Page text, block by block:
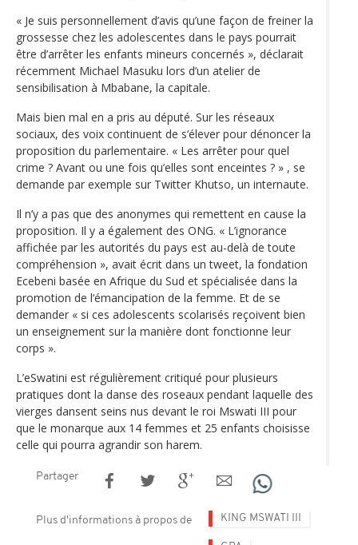
« Je suis personnellement d’avis qu’une façon de freiner la
grossesse chez les adolescentes dans le pays pourrait
être d’arrêter les enfants mineurs concernés », déclarait
récemment Michael Masuku lors d’un atelier de
sensibilisation à Mbabane, la capitale.
Mais bien mal en a pris au député. Sur les réseaux
sociaux, des voix continuent de s‘élever pour dénoncer la
proposition du parlementaire. « Les arrêter pour quel
crime ? Avant ou une fois qu’elles sont enceintes ? » , se
demande par exemple sur Twitter Khutso, un internaute.
Il n’y a pas que des anonymes qui remettent en cause la
proposition. Il y a également des ONG. « L’ignorance
affichée par les autorités du pays est au-delà de toute
compréhension », avait écrit dans un tweet, la fondation
Ecebeni basée en Afrique du Sud et spécialisée dans la
promotion de l‘émancipation de la femme. Et de se
demander « si ces adolescents scolarisés reçoivent bien
un enseignement sur la manière dont fonctionne leur
corps ».
L’eSwatini est régulièrement critiqué pour plusieurs
pratiques dont la danse des roseaux pendant laquelle des
vierges dansent seins nus devant le roi Mswati III pour
que le monarque aux 14 femmes et 25 enfants choisisse
celle qui pourra agrandir son harem.
Partager
Plus d'informations à propos de KING MSWATI III